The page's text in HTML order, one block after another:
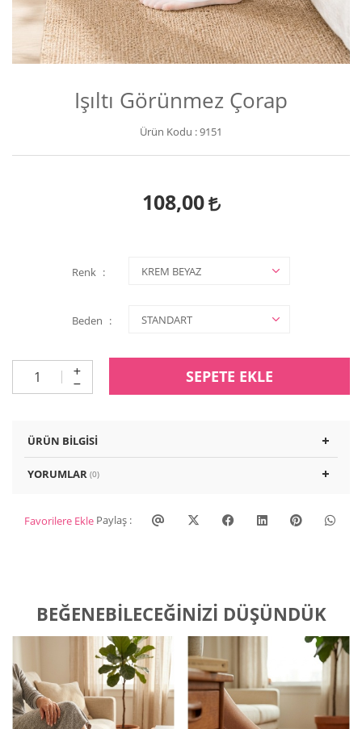
Işıltı Görünmez Çorap
Ürün Kodu :9151
108,00
Renk
Beden
SEPETE EKLE
ÜRÜN BILGISI
YORUMLAR (0)
Favorilere Ekle Paylaş :
BEĞENEBILECEĞINIZI DÜŞÜNDÜK